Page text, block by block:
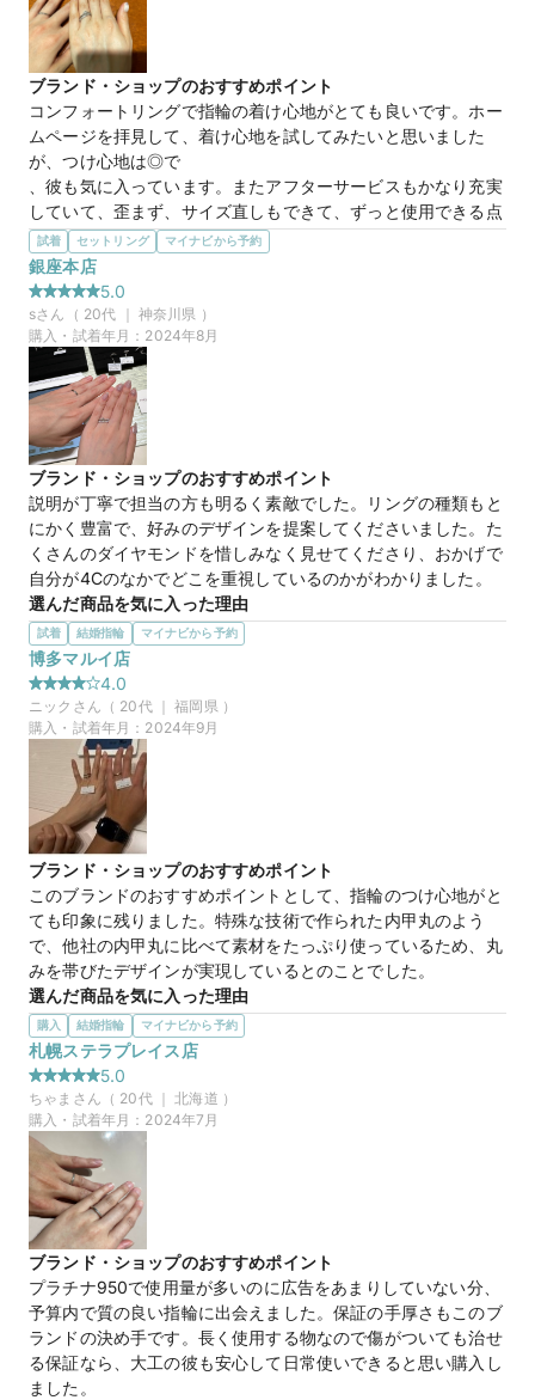
マイナビ限定
この店舗のおすすめ特典情報
【予約&来店で最大15,000円】トレセンテとマイナビウエディング
から最大15,000円分の来店特典
ブランド・ショップのおすすめポイント
コンフォートリングで指輪の着け心地がとても良いです。ホー
ムページを拝見して、着け心地を試してみたいと思いました
が、つけ心地は◎で
、彼も気に入っています。またアフターサービスもかなり充実
していて、歪まず、サイズ直しもできて、ずっと使用できる点
も魅力でした。
選んだ商品を気に入った理由
フローラのデザインが女性らしくかわいいです。フローラのデ
ザインは、ダイヤの周りを囲んでいる爪の関係で1.5倍くら
い、ダイヤが大きく見えるのも良いなと思います。また、結婚
指輪で購入したハーフエタニティも普段使いしやすく、可愛い
です。
商品名
徴。
価格帯 50万円
マイナビ限定 来店特典
この店舗のおすすめ特典情報
【予約&来店で最大15,000円】トレセンテとマイナビウエディング
から最大15,000円分の来店特典
試着 セットリング マイナビから予約
銀座本店
5.0
sさん（ 20代 ｜ 神奈川県 ）
購入・試着年月： 2024年8月
ブランド・ショップのおすすめポイント
説明が丁寧で担当の方も明るく素敵でした。リングの種類もと
にかく豊富で、好みのデザインを提案してくださいました。た
くさんのダイヤモンドを惜しみなく見せてくださり、おかげで
自分が4Cのなかでどこを重視しているのかがわかりました。
選んだ商品を気に入った理由
元々はストレートラインにセンターダイヤモンドのあるデザイ
ンで探していました。完全なストレートLINEでなくとも好み
のデザインだったので気に入りました。結婚指輪とも重ね付け
して試着できたのも気に入った理由のひとつです。
マイナビ限定 来店特典
この店舗のおすすめ特典情報
【予約&来店で最大15,000円】トレセンテとマイナビウエディング
から最大15,000円分の来店特典
試着 結婚指輪 マイナビから予約
博多マルイ店
4.0
ニック さん（ 20代 ｜福岡県 ）
購入・試着年月： 2024年9月
ブランド・ショップのおすすめポイント
このブランドのおすすめポイントとして、指輪のつけ心地がと
ても印象に残りました。特殊な技術で作られた内甲丸のよう
で、他社の内甲丸に比べて素材をたっぷり使っているため、丸
みを帯びたデザインが実現しているとのことでした。
選んだ商品を気に入った理由
一つ一つ職人の手で作られているデザインで、他社には無いよ
うな緩やかなV字などがあり、手に馴染む感じがありました。
ダイヤモンドの質も高かったですが、プラチナのリング部分に
もこだわっており、強度が高く、長く使える点も良いと思いま
した。
マイナビ限定
この店舗のおすすめ特典情報
【予約&来店で最大15,000円】トレセンテとマイナビウエディング
から最大15,000円分の来店特典
購入 結婚指輪 マイナビから予約
札幌ステラプレイス店
5.0
ちゃま さん（ 20代 ｜北海道 ）
購入・試着年月： 2024年7月
ブランド・ショップのおすすめポイント
プラチナ950で使用量が多いのに広告をあまりしていない分、
予算内で質の良い指輪に出会えました。保証の手厚さもこのブ
ランドの決め手です。長く使用する物なので傷がついても治せ
る保証なら、大工の彼も安心して日常使いできると思い購入し
ました。